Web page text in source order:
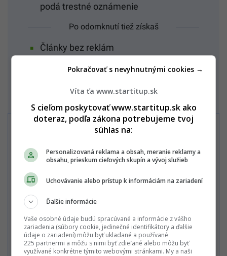
podá trestné oznámenie
Po odomknutí tiež získaš
Články bez reklám
75 000 článkom
Exkluzívne benefity
Staň sa členom
Startitup PREMIUM
Predplatné môžeš zrušiť kedykoľvek.
LOVESTREAM Mesačné predplatné Startitup
PREMIUM 3,99€ 5,99€
cena platí pre prvý mesiac, potom 5,99 € mesačne
Víta ťa www.startitup.sk
S cieľom poskytovať www.startitup.sk ako
doteraz, podľa zákona potrebujeme tvoj
súhlas na:
Personalizovaná reklama a obsah, meranie reklamy a
obsahu, prieskum cieľových skupín a vývoj služieb
Uchovávanie alebo prístup k informáciám na zariadení
Ďalšie informácie
Vaše osobné údaje budú spracúvané a informácie z vášho
zariadenia (súbory cookie, jedinečné identifikátory a ďalšie
údaje o zariadení) môžu byť ukladané a používané
225 partnermi a môžu s nimi byť zdieľané alebo môžu byť
využívané konkrétne týmito webovými stránkami. My a naši
Pokračovať s nevyhnutnými cookies →